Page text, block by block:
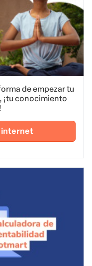
de empezar tu
¡tu conocimiento
internet